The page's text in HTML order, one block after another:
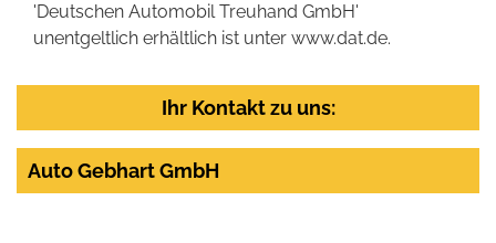
'Deutschen Automobil Treuhand GmbH'
unentgeltlich erhältlich ist unter www.dat.de.
Ihr Kontakt zu uns:
Auto Gebhart GmbH